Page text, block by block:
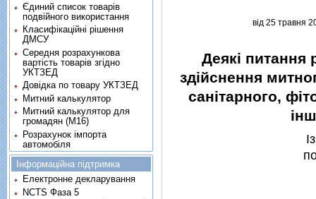
вiд 25 травня
Деякi питання
здiйснення
санiтарного,
Єдиний список товарів
подвійного використання
Класифікаційні рішення
ДМСУ
Середня розрахункова
вартість товарів згідно
УКТЗЕД
Довідка по товару УКТЗЕД
Митний калькулятор
Митний калькулятор для
громадян (М16)
Розрахунок імпорта
автомобіля
Інформаційна підтримка
Електронне декларування
NCTS Фаза 5